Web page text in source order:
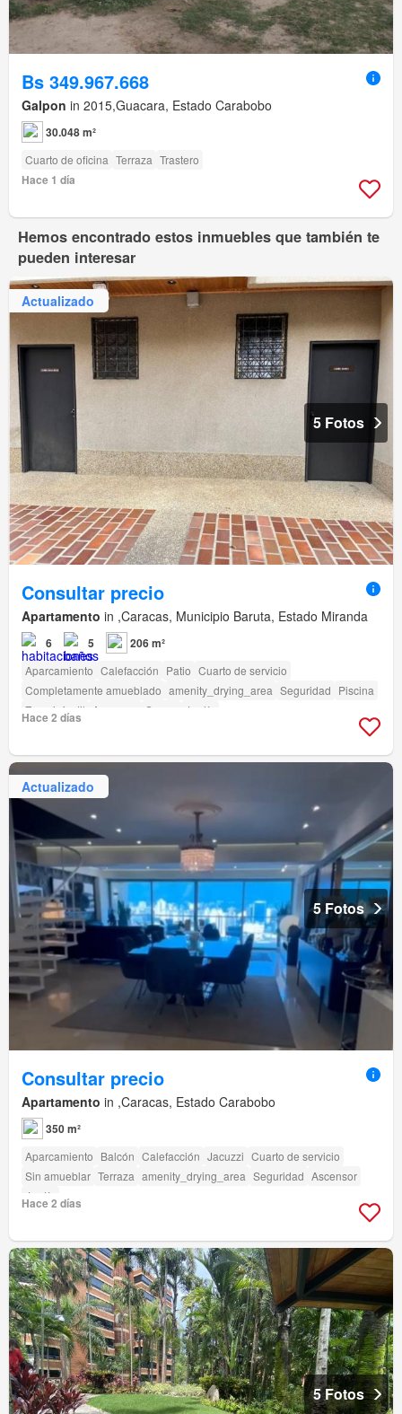
Bs 349.967.668
Galpon in 2015,Guacara, Estado Carabobo
30.048 m²
Cuarto de oficina Terraza Trastero
Hace 1 día
Hemos encontrado estos inmuebles que también te
pueden interesar
Actualizado
5 Fotos
Consultar precio
Apartamento in ,Caracas, Municipio Baruta, Estado Miranda
6 5 206 m²
Aparcamiento Calefacción Patio Cuarto de servicio
Completamente amueblado amenity_drying_area Seguridad Piscina
Zona infantil
Ascensor Sauna Jardín
Hace 2 días
Actualizado
5 Fotos
Consultar precio
Apartamento in ,Caracas, Estado Carabobo
350 m²
Aparcamiento Balcón Calefacción Jacuzzi Cuarto de servicio
Sin amueblar Terraza amenity_drying_area Seguridad Ascensor
Jardín
Hace 2 días
5 Fotos